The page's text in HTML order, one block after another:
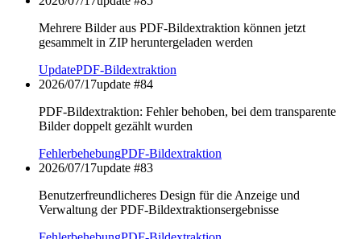
Mehrere Bilder aus PDF-Bildextraktion können jetzt
gesammelt in ZIP heruntergeladen werden
UpdatePDF-Bildextraktion
2026/07/17update #84
PDF-Bildextraktion: Fehler behoben, bei dem transparente
Bilder doppelt gezählt wurden
FehlerbehebungPDF-Bildextraktion
2026/07/17update #83
Benutzerfreundlicheres Design für die Anzeige und
Verwaltung der PDF-Bildextraktionsergebnisse